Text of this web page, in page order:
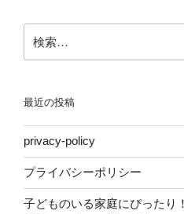
浄
機
便
利。
タ
カ
ー
ジ
り
索:
最近の投稿
privacy-policy
プライバシーポリシー
子どものいる家庭にぴったり